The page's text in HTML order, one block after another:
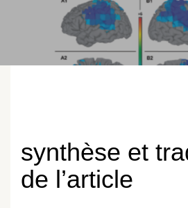
synthèse et
de l’article